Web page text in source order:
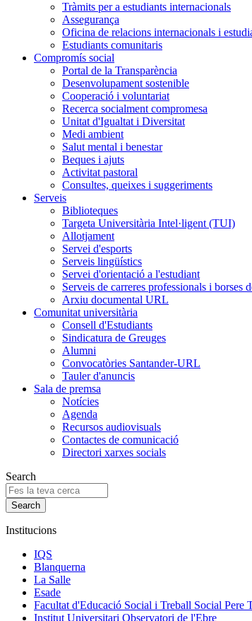
Tràmits per a estudiants internacionals
Assegurança
Oficina de relacions internacionals i
Estudiants comunitaris
Compromís social
Portal de la Transparència
Desenvolupament sostenible
Cooperació i voluntariat
Recerca socialment compromesa
Unitat d'Igualtat i Diversitat
Medi ambient
Salut mental i benestar
Beques i ajuts
Activitat pastoral
Consultes, queixes i suggeriments
Serveis
Biblioteques
Targeta Universitària Intel·ligent (TUI)
Allotjament
Servei d'esports
Serveis lingüístics
Servei d'orientació a l'estudiant
Serveis de carreres professionals i borses
Arxiu documental URL
Comunitat universitària
Consell d'Estudiants
Sindicatura de Greuges
Alumni
Convocatòries Santander-URL
Tauler d'anuncis
Sala de premsa
Notícies
Agenda
Recursos audiovisuals
Contactes de comunicació
Directori xarxes socials
Search
Institucions
IQS
Blanquerna
La Salle
Esade
Facultat d'Educació Social i Treball Social Pere
Institut Universitari Observatori de l'Ebre